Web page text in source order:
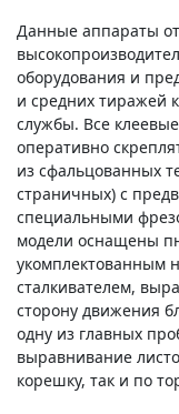
Данные аппараты
оборудования и
и средних тиражей
службы. Все
оперативно
из сфальцованных
страничных) с
специальными
модели оснащены
укомплектованным
сталкивателем,
сторону движения
одну из главных
выравнивание
корешку, так и по